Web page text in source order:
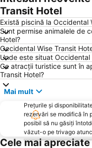
Obor
Colentina
Palatul Patriarhiei
Piața Universității
Drumul Taberei
Ghencea
Titan
Pipera
Mănăstirea Cernica
Vitan
Transit Hotel
Există piscină la Occidental
Sunt permise animalele de
Hotel?
Occidental Wise Transit
Unde este situat Occidental
Ce atracții turistice sunt în
Transit Hotel?
Mai mult
Prețurile și
rezervări se modifică în
posibil să nu găsiți
văzut-o pe trivago
Cele mai